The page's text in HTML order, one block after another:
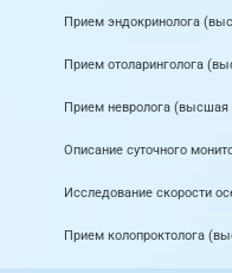
Прием эндокринолога
Прием отоларинголога
Прием невролога (высшая
Описание суточного
Исследование скорости
Прием колопроктолога